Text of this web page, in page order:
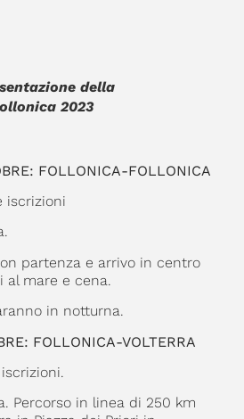
della
2023
FOLLONICA-FOLLONICA
iscrizioni
partenza e arrivo in centro
al mare e cena.
in notturna.
FOLLONICA-VOLTERRA
Percorso in linea di 250 km